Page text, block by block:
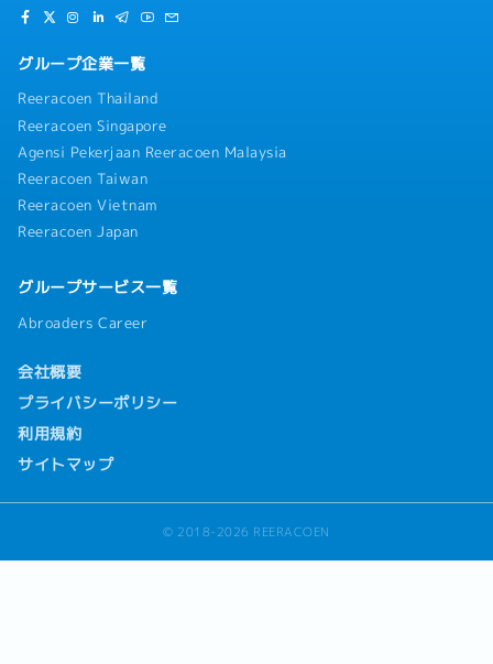
グループ企業一覧
Reeracoen Thailand
Reeracoen Singapore
Agensi Pekerjaan Reeracoen Malaysia
Reeracoen Taiwan
Reeracoen Vietnam
Reeracoen Japan
グループサービス一覧
Abroaders Career
会社概要
プライバシーポリシー
利用規約
サイトマップ
© 2018-2026 REERACOEN